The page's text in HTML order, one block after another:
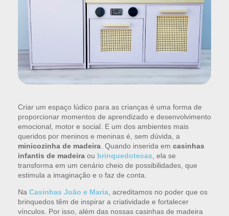
Criar um espaço lúdico para as crianças é uma forma de
proporcionar momentos de aprendizado e desenvolvimento
emocional, motor e social. E um dos ambientes mais
queridos por meninos e meninas é, sem dúvida, a
minicozinha de madeira . Quando inserida em casinhas
infantis de madeira ou brinquedotecas , ela se
transforma em um cenário cheio de possibilidades, que
estimula a imaginação e o faz de conta.
Na Casinhas João e Maria , acreditamos no poder que os
brinquedos têm de inspirar a criatividade e fortalecer
vínculos. Por isso, além das nossas casinhas de madeira